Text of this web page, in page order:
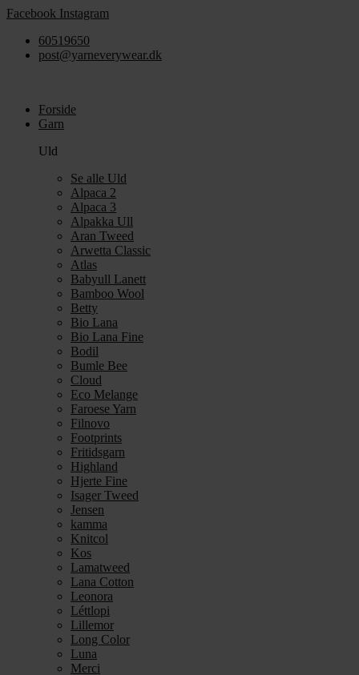
Videre
indhold
Facebook Instagram
60519650
post@yarneverywear.dk
Forside
Garn
Uld
Se alle Uld
Alpaca 2
Alpaca 3
Alpakka Ull
Aran Tweed
Arwetta Classic
Atlas
Babyull Lanett
Bamboo Wool
Betty
Bio Lana
Bio Lana Fine
Bodil
Bumle Bee
Cloud
Eco Melange
Faroese Yarn
Filnovo
Footprints
Fritidsgarn
Highland
Hjerte Fine
Isager Tweed
Jensen
kamma
Knitcol
Kos
Lamatweed
Lana Cotton
Leonora
Léttlopi
Lillemor
Long Color
Luna
Merci